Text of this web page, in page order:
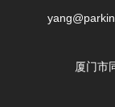
厦门市